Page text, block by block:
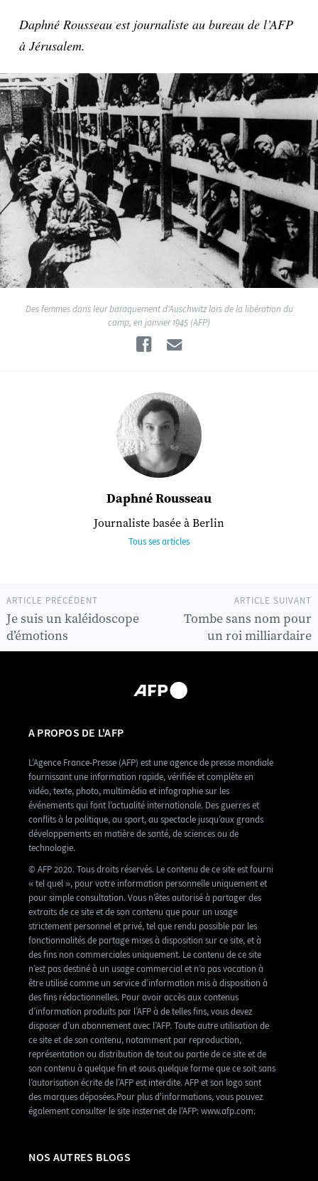
Daphné Rousseau est journaliste au bureau de l’AFP
à Jérusalem.
Des femmes dans leur baraquement d'Auschwitz lors de la libération du
camp, en janvier 1945 (AFP)
Facebook
Daphné Rousseau
Journaliste basée à Berlin
Tous ses articles
ARTICLE SUIVANT
Tombe sans nom pour
un roi milliardaire
ARTICLE PRÉCÉDENT
Je suis un kaléidoscope
d’émotions
A PROPOS DE L'AFP
L’Agence France-Presse (AFP) est une agence de presse mondiale
fournissant une information rapide, vérifiée et complète en
vidéo, texte, photo, multimédia et infographie sur les
événements qui font l’actualité internationale. Des guerres et
conflits à la politique, au sport, au spectacle jusqu’aux grands
développements en matière de santé, de sciences ou de
technologie.
© AFP 2020. Tous droits réservés. Le contenu de ce site est fourni
« tel quel », pour votre information personnelle uniquement et
pour simple consultation. Vous n’êtes autorisé à partager des
extraits de ce site et de son contenu que pour un usage
strictement personnel et privé, tel que rendu possible par les
fonctionnalités de partage mises à disposition sur ce site, et à
des fins non commerciales uniquement. Le contenu de ce site
n’est pas destiné à un usage commercial et n’a pas vocation à
être utilisé comme un service d’information mis à disposition à
des fins rédactionnelles. Pour avoir accès aux contenus
d’information produits par l’AFP à de telles fins, vous devez
disposer d’un abonnement avec l’AFP. Toute autre utilisation de
ce site et de son contenu, notamment par reproduction,
représentation ou distribution de tout ou partie de ce site et de
son contenu à quelque fin et sous quelque forme que ce soit sans
l’autorisation écrite de l’AFP est interdite. AFP et son logo sont
des marques déposées.Pour plus d'informations, vous pouvez
également consulter le site insternet de l'AFP: www.afp.com.
NOS AUTRES BLOGS